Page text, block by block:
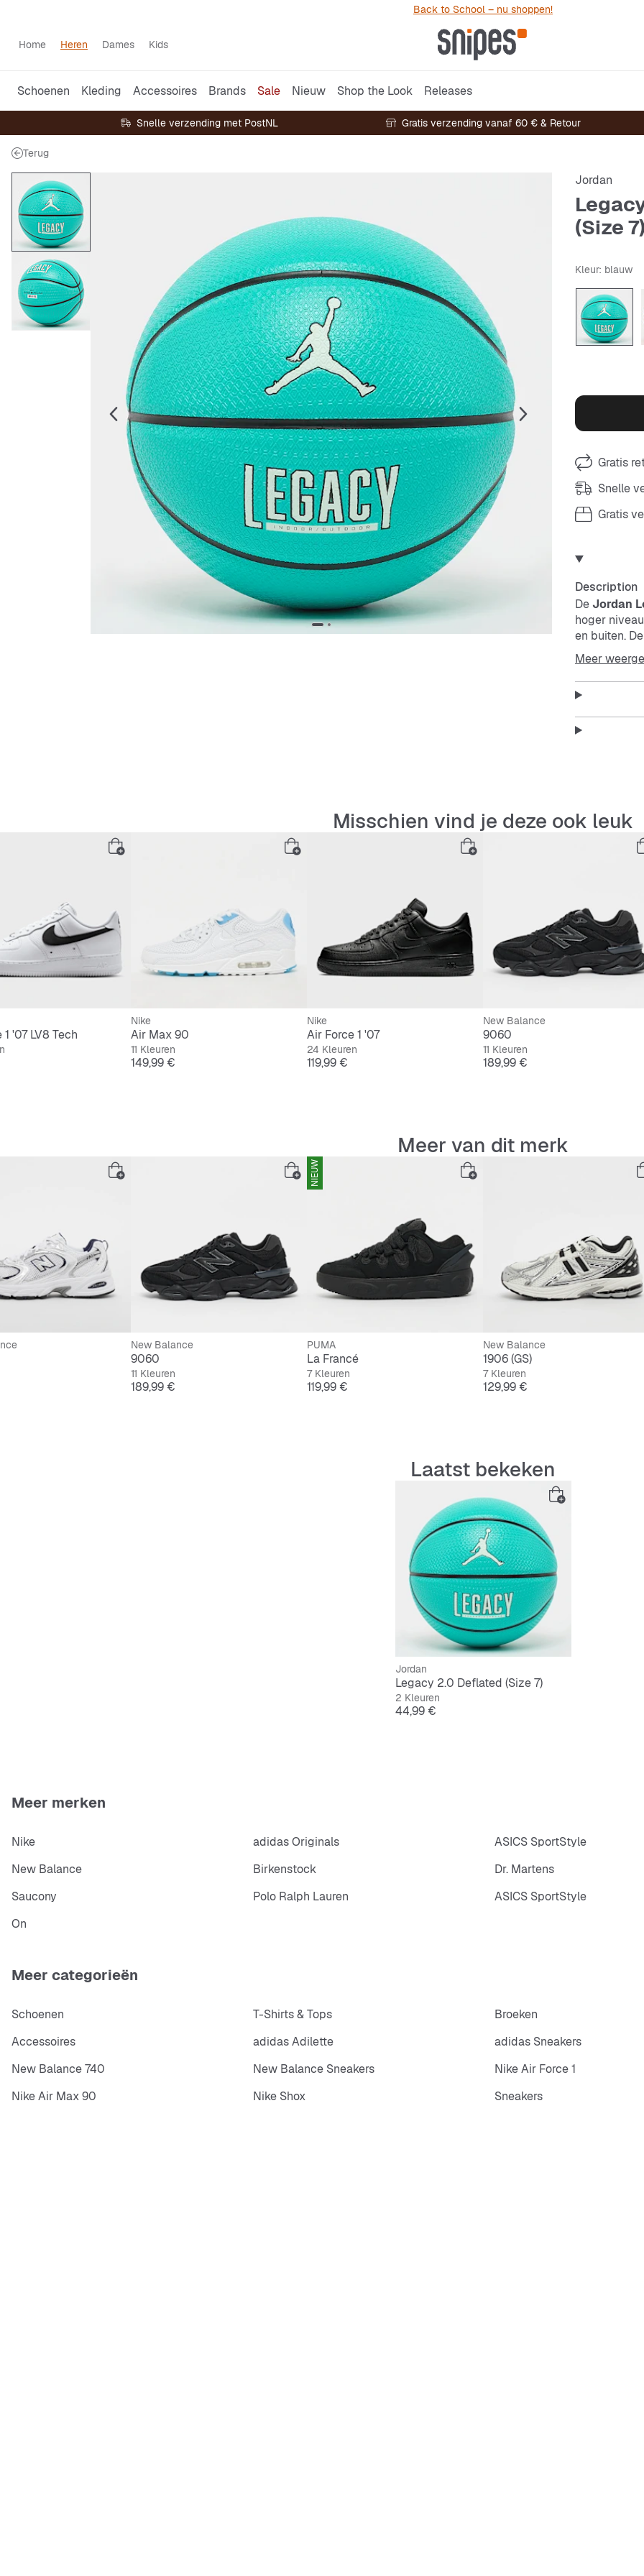
Back to School – nu shoppen!
Home Heren Dames Kids
Schoenen Kleding Accessoires Brands Sale Nieuw Shop the Look Releases
Snelle verzending met PostNL Gratis verzending vanaf 60 € & Retour
Terug
Jordan
(Size 7)
Kleur: blauw
Gratis
Snelle
Gratis
Description
De Jordan
hoger
en buiten.
Features:
Maat
Meer
Misschien vind je deze ook leuk
'07 LV8 Tech
Nike
Air Max 90
11 Kleuren
Prijs
149,99 €
Nike
Air Force 1 '07
24 Kleuren
Prijs
119,99 €
New Balance
9060
11 Kleuren
Prijs
189,99 €
Meer van dit merk
New Balance
9060
11 Kleuren
Prijs
189,99 €
NIEUW
PUMA
La Francé
7 Kleuren
Prijs
119,99 €
New Balance
1906 (GS)
7 Kleuren
Prijs
129,99 €
Laatst bekeken
Jordan
Legacy 2.0 Deflated (Size 7)
2 Kleuren
Prijs
44,99 €
Meer merken
Nike adidas Originals ASICS SportStyle
New Balance
Birkenstock Dr. Martens
Saucony
Polo Ralph Lauren ASICS SportStyle
On
Meer categorieën
Schoenen T-Shirts & Tops Broeken
Accessoires
adidas Adilette adidas Sneakers
New Balance 740
New Balance Sneakers Nike Air Force 1
Nike Air Max 90
Nike Shox Sneakers